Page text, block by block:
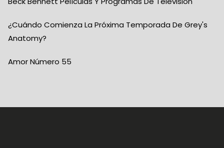
¿Cuándo Comienza La Próxima Temporada De Grey's
Anatomy?
Amor Número 55